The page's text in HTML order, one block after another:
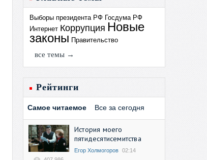
Выборы президента РФ Госдума РФ
Интернет Коррупция Новые
законы Правительство
все темы →
Рейтинги
Самое читаемое Все за сегодня
История моего
пятидесятисемитства
Егор Холмогоров 02:14